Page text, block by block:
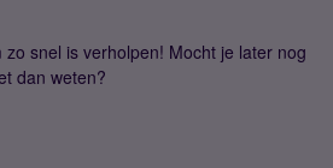
snel is verholpen! Mocht je later nog
dan weten?